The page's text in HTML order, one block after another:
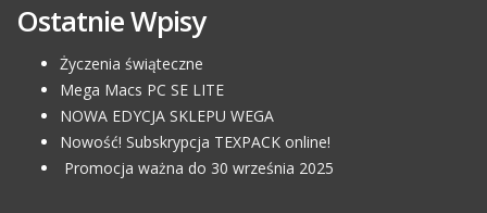
Ostatnie Wpisy
Życzenia świąteczne
Mega Macs PC SE LITE
NOWA EDYCJA SKLEPU WEGA
Nowość! Subskrypcja TEXPACK online!
Promocja ważna do 30 września 2025